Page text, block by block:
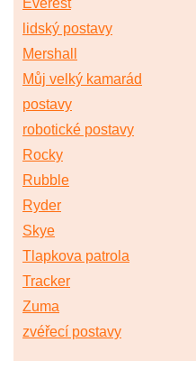
Everest
lidský postavy
Mershall
Můj velký kamarád
postavy
robotické postavy
Rocky
Rubble
Ryder
Skye
Tlapkova patrola
Tracker
Zuma
zvéřecí postavy